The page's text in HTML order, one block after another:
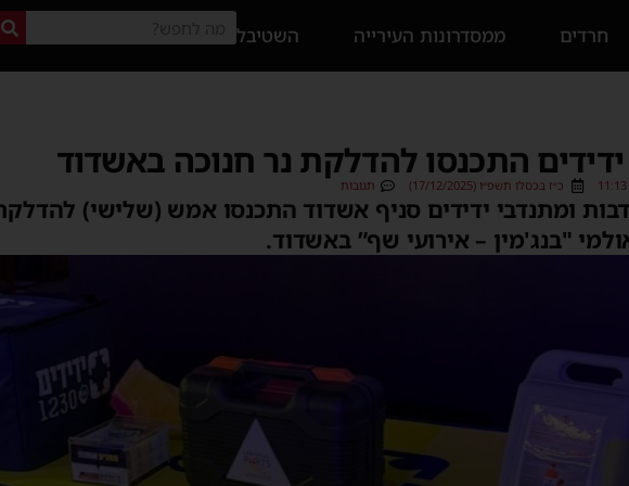
חרדים ממסדרונות העירייה השטיבל
התכנסו להדלקת נר חנוכה באשדוד
11:13 כ״ז בכסלו תשפ״ו (17/12/2025) תגובות
מתנדבות ומתנדבי ידידים סניף אשדוד התכנסו אמש (שלישי)
"בנג'מין – אירועי שף” באשדוד.